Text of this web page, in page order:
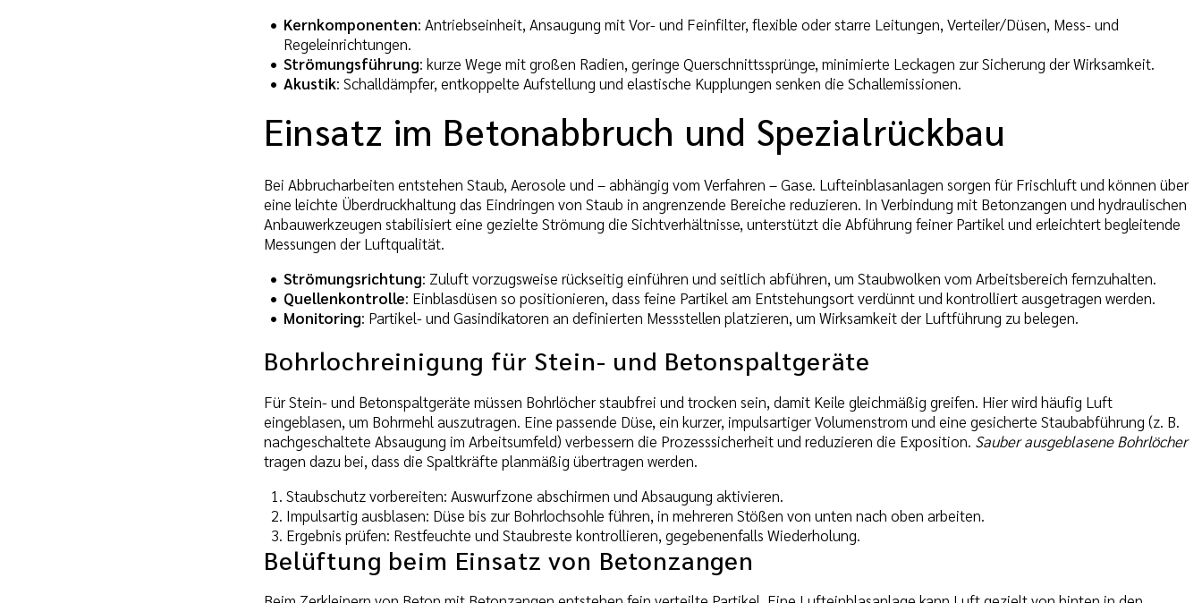
Kernkomponenten: Antriebseinheit, Ansaugung mit Vor- und Feinfilter, flexible oder starre Leitungen, Verteiler/Düsen, Mess- und
Regeleinrichtungen.
Strömungsführung: kurze Wege mit großen Radien, geringe Querschnittssprünge, minimierte Leckagen zur Sicherung der Wirksamkeit.
Akustik: Schalldämpfer, entkoppelte Aufstellung und elastische Kupplungen senken die Schallemissionen.
Einsatz im Betonabbruch und Spezialrückbau
Bei Abbrucharbeiten entstehen Staub, Aerosole und – abhängig vom Verfahren – Gase. Lufteinblasanlagen sorgen für Frischluft und können über
eine leichte Überdruckhaltung das Eindringen von Staub in angrenzende Bereiche reduzieren. In Verbindung mit Betonzangen und hydraulischen
Anbauwerkzeugen stabilisiert eine gezielte Strömung die Sichtverhältnisse, unterstützt die Abführung feiner Partikel und erleichtert begleitende
Messungen der Luftqualität.
Strömungsrichtung: Zuluft vorzugsweise rückseitig einführen und seitlich abführen, um Staubwolken vom Arbeitsbereich fernzuhalten.
Quellenkontrolle: Einblasdüsen so positionieren, dass feine Partikel am Entstehungsort verdünnt und kontrolliert ausgetragen werden.
Monitoring: Partikel- und Gasindikatoren an definierten Messstellen platzieren, um Wirksamkeit der Luftführung zu belegen.
Bohrlochreinigung für Stein- und Betonspaltgeräte
Für Stein- und Betonspaltgeräte müssen Bohrlöcher staubfrei und trocken sein, damit Keile gleichmäßig greifen. Hier wird häufig Luft
eingeblasen, um Bohrmehl auszutragen. Eine passende Düse, ein kurzer, impulsartiger Volumenstrom und eine gesicherte Staubabführung (z. B.
nachgeschaltete Absaugung im Arbeitsumfeld) verbessern die Prozesssicherheit und reduzieren die Exposition. Sauber ausgeblasene Bohrlöcher
tragen dazu bei, dass die Spaltkräfte planmäßig übertragen werden.
Staubschutz vorbereiten: Auswurfzone abschirmen und Absaugung aktivieren.
Impulsartig ausblasen: Düse bis zur Bohrlochsohle führen, in mehreren Stößen von unten nach oben arbeiten.
Ergebnis prüfen: Restfeuchte und Staubreste kontrollieren, gegebenenfalls Wiederholung.
Belüftung beim Einsatz von Betonzangen